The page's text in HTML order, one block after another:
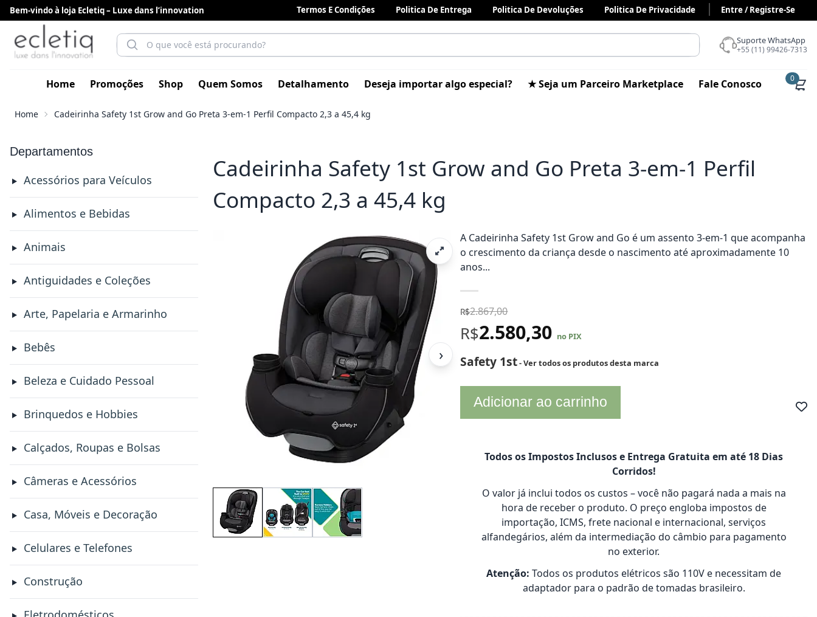
Bem-vindo à loja Ecletiq – Luxe dans l’innovation Termos E Condições Politica De Entrega Politica De Devoluções Politica De Privacidade Entre / Registre-Se
Suporte WhatsApp
+55 (11) 99426-7313
Home Promoções Shop Quem Somos Detalhamento Deseja importar algo especial? ★ Seja um Parceiro Marketplace Fale Conosco 0
Home Cadeirinha Safety 1st Grow and Go Preta 3-em-1 Perfil Compacto 2,3 a 45,4 kg
Departamentos
Acessórios para Veículos
Alimentos e Bebidas
Animais
Antiguidades e Coleções
Arte, Papelaria e Armarinho
Bebês
Beleza e Cuidado Pessoal
Brinquedos e Hobbies
Calçados, Roupas e Bolsas
Câmeras e Acessórios
Casa, Móveis e Decoração
Celulares e Telefones
Construção
Cadeirinha Safety 1st Grow and Go Preta 3-em-1 Perfil
Compacto 2,3 a 45,4 kg
›
A Cadeirinha Safety 1st Grow and Go é um assento 3-em-1 que acompanha
o crescimento da criança desde o nascimento até aproximadamente 10
anos...
R$2.867,00
R$2.580,30 no PIX
Safety 1st- Ver todos os produtos desta marca
Adicionar ao carrinho
Todos os Impostos Inclusos e Entrega Gratuita em até 18 Dias
Corridos!
O valor já inclui todos os custos – você não pagará nada a mais na
hora de receber o produto. O preço engloba impostos de
importação, ICMS, frete nacional e internacional, serviços
alfandegários, além da intermediação do câmbio para pagamento
no exterior.
Atenção: Todos os produtos elétricos são 110V e necessitam de
adaptador para o padrão de tomadas brasileiro.